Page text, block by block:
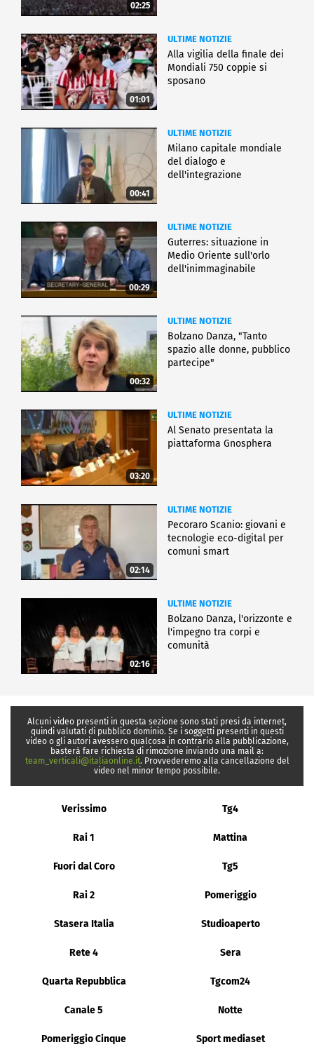
02:25
01:01
ULTIME NOTIZIE
Alla vigilia della finale dei
Mondiali 750 coppie si
sposano
00:41
ULTIME NOTIZIE
Milano capitale mondiale
del dialogo e
dell'integrazione
00:29
ULTIME NOTIZIE
Guterres: situazione in
Medio Oriente sull'orlo
dell'inimmaginabile
00:32
ULTIME NOTIZIE
Bolzano Danza, "Tanto
spazio alle donne, pubblico
partecipe"
03:20
ULTIME NOTIZIE
Al Senato presentata la
piattaforma Gnosphera
02:14
ULTIME NOTIZIE
Pecoraro Scanio: giovani e
tecnologie eco-digital per
comuni smart
02:16
ULTIME NOTIZIE
Bolzano Danza, l'orizzonte e
l'impegno tra corpi e
comunità
Alcuni video presenti in questa sezione sono stati presi da internet,
quindi valutati di pubblico dominio. Se i soggetti presenti in questi
video o gli autori avessero qualcosa in contrario alla pubblicazione,
basterà fare richiesta di rimozione inviando una mail a:
team_verticali@italiaonline.it. Provvederemo alla cancellazione del
video nel minor tempo possibile.
Verissimo Tg4
Rai 1 Mattina
Fuori dal Coro Tg5
Rai 2 Pomeriggio
Stasera Italia Studioaperto
Rete 4 Sera
Quarta Repubblica Tgcom24
Canale 5 Notte
Pomeriggio Cinque Sport mediaset